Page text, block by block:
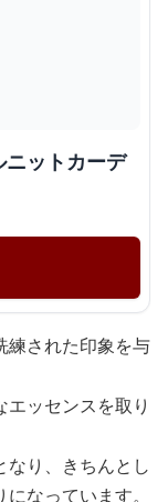
ットカーデ
練された印象を与
ッセンスを取り
なり、きちんとし
なっています。